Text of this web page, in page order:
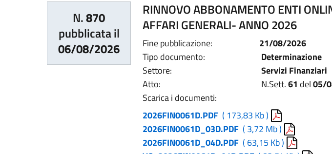
N.870
pubblicata il
06/08/2026
RINNOVO ABBONAMENTO ENTI
AFFARI GENERALI- ANNO 2026
Fine pubblicazione:
21/08/2026
Tipo documento:
Determinazione
Settore:
Servizi Finanziari
Atto:
N.Sett.61 del05/
Scarica i documenti:
2026FIN0061D.PDF ( 173,83 Kb )
2026FIN0061D_03D.PDF ( 3,72 Mb )
2026FIN0061D_04D.PDF ( 63,15 Kb )